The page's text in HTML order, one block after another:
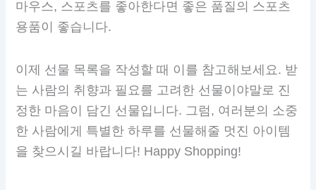
마우스, 스포츠를 좋아한다면 좋은 품질의 스포츠
용품이 좋습니다.
이제 선물 목록을 작성할 때 이를 참고해보세요. 받
는 사람의 취향과 필요를 고려한 선물이야말로 진
정한 마음이 담긴 선물입니다. 그럼, 여러분의 소중
한 사람에게 특별한 하루를 선물해줄 멋진 아이템
을 찾으시길 바랍니다! Happy Shopping!